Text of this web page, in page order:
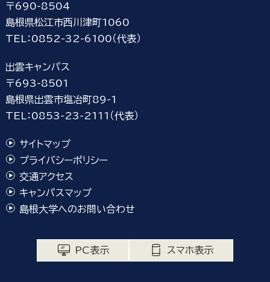
〒690-8504
島根県松江市西川津町1060
TEL：0852-32-6100（代表）
出雲キャンパス
〒693-8501
島根県出雲市塩冶町89-1
TEL：0853-23-2111（代表）
サイトマップ
プライバシーポリシー
交通アクセス
キャンパスマップ
島根大学へのお問い合わせ
PC表示 スマホ表示